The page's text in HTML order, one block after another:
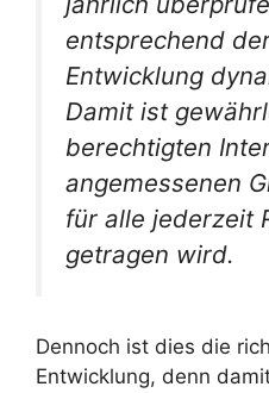
entsprechend
Entwicklung
Damit ist
berechtigten
angemessenen
für alle jederzeit
getragen wird.
Dennoch ist dies die
Entwicklung, denn